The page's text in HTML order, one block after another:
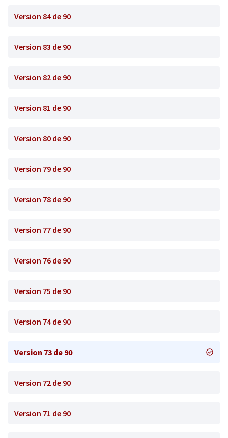
Version 84 de 90
Version 83 de 90
Version 82 de 90
Version 81 de 90
Version 80 de 90
Version 79 de 90
Version 78 de 90
Version 77 de 90
Version 76 de 90
Version 75 de 90
Version 74 de 90
Version 73 de 90
Version 72 de 90
Version 71 de 90